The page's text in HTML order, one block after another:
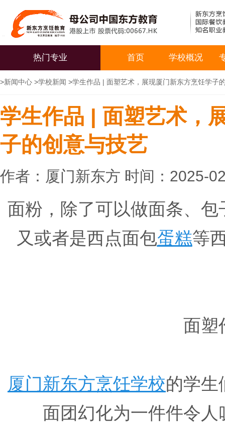
热门专业 首页 学校概况
>新闻中心 >学校新闻 >学生作品 | 面塑艺术，展现厦门新东方烹饪学子
学生作品 | 面塑艺术，
子的创意与技艺
作者：厦门新东方 时间：2025-
面粉，除了可以做面条、包
又或者是西点面包蛋糕等
面塑
厦门新东方烹饪学校的学生
面团幻化为一件件令